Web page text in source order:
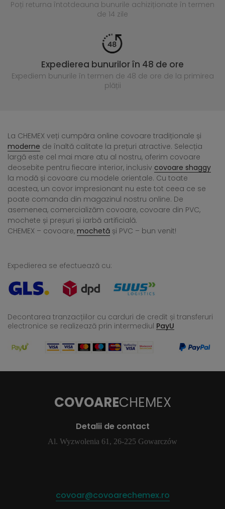
Poți returna întotdeauna bunurile achiziționate în termen
de 14 zile
Expedierea bunurilor în 48 de ore
Expediem bunurile în termen de 48 de ore de la primirea
plății
La CHEMEX veți cumpăra online covoare tradiționale și
moderne de înaltă calitate la prețuri atractive. Selecția
largă este cel mai mare atu al nostru, oferim covoare
deosebite pentru fiecare interior, inclusiv covoare shaggy
la modă și covoare cu modele orientale. Cu toate
acestea, un covor impresionant nu este tot ceea ce se
poate comanda din magazinul nostru online. De
asemenea, comercializăm covoare, covoare din PVC,
mochete și preșuri și iarbă artificială.
CHEMEX – covoare, mochetă și PVC – bun venit!
Expedierea se efectuează cu:
Decontarea tranzacțiilor cu carduri de credit și transferuri
electronice se realizează prin intermediul PayU
COVOARECHEMEX
Detalii de contact
Al. Wyzwolenia 61, 26-225 Gowarczów
covoar@covoarechemex.ro